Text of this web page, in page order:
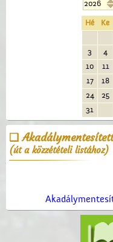
Hé Ke
3
4
10
11
17
18
24
25
31
(út a közzétételi listához)